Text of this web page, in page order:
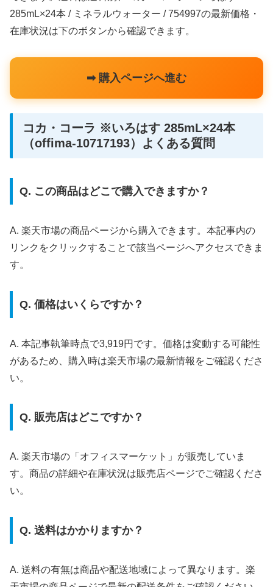
285mL×24本 / ミネラルウォーター / 754997の最新価格・
在庫状況は下のボタンから確認できます。
➡ 購入ページへ進む
コカ・コーラ ※いろはす 285mL×24本
（offima-10717193）よくある質問
Q. この商品はどこで購入できますか？
A. 楽天市場の商品ページから購入できます。本記事内の
リンクをクリックすることで該当ページへアクセスできま
す。
Q. 価格はいくらですか？
A. 本記事執筆時点で3,919円です。価格は変動する可能性
があるため、購入時は楽天市場の最新情報をご確認くださ
い。
Q. 販売店はどこですか？
A. 楽天市場の「オフィスマーケット」が販売していま
す。商品の詳細や在庫状況は販売店ページでご確認くださ
い。
Q. 送料はかかりますか？
A. 送料の有無は商品や配送地域によって異なります。楽